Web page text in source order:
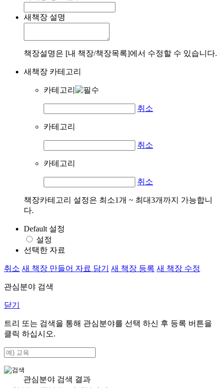
새책장 설명
책장설명은 [내 책장/책장목록]에서 수정할 수 있습니다.
새책장 카테고리
카테고리
취소
카테고리
취소
카테고리
취소
책장카테고리 설정은 최소1개 ~ 최대3개까지 가능합니
다.
Default 설정
설정
선택한 자료
취소 새 책장 만들어 자료 담기 새 책장 등록 새 책장 수정
관심분야 검색
닫기
트리 또는 검색을 통해 관심분야를 선택 하신 후 등록 버튼을
클릭 하십시오.
관심분야 검색 결과